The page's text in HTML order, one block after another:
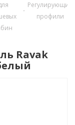
-
Регулирующие
профили
Ravak